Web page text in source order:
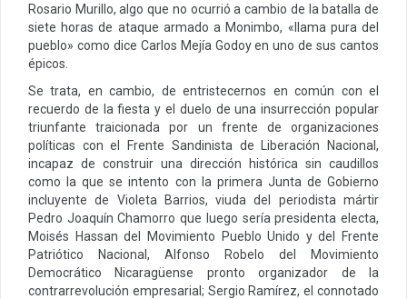
Rosario Murillo, algo que no ocurrió a cambio de la batalla de
siete horas de ataque armado a Monimbo, «llama pura del
pueblo» como dice Carlos Mejía Godoy en uno de sus cantos
épicos.
Se trata, en cambio, de entristecernos en común con el
recuerdo de la fiesta y el duelo de una insurrección popular
triunfante traicionada por un frente de organizaciones
políticas con el Frente Sandinista de Liberación Nacional,
incapaz de construir una dirección histórica sin caudillos
como la que se intento con la primera Junta de Gobierno
incluyente de Violeta Barrios, viuda del periodista mártir
Pedro Joaquín Chamorro que luego sería presidenta electa,
Moisés Hassan del Movimiento Pueblo Unido y del Frente
Patriótico Nacional, Alfonso Robelo del Movimiento
Democrático Nicaragüense pronto organizador de la
contrarrevolución empresarial; Sergio Ramírez, el connotado